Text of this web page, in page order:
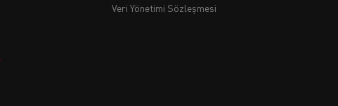
Veri Yönetimi Sözleşmesi